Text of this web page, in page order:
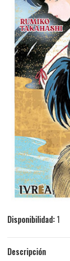
Disponibilidad:1
Descripción